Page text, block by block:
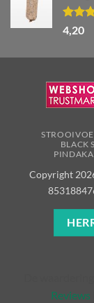
5.00
4,20
BLACK
Copyright
Reviews